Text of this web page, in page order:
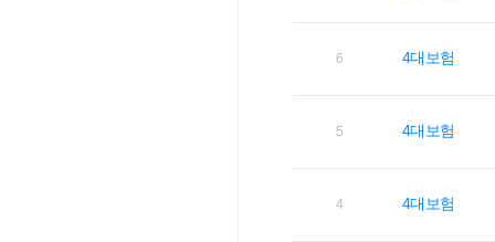
6 4대보험
5 4대보험
4 4대보험